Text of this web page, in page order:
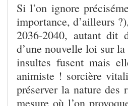
Si l’on ignore
importance, d’ailleurs
2036-2040, autant dit
d’une nouvelle loi sur
insultes fusent mais
animiste ! sorcière
préserver la nature des
mesure où l’on